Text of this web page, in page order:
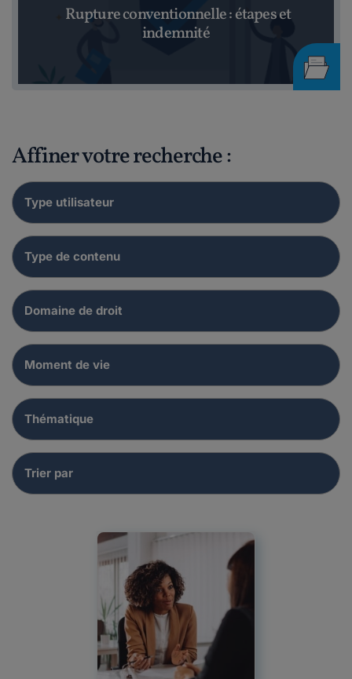
Rupture conventionnelle : étapes et
indemnité
Affiner votre recherche :